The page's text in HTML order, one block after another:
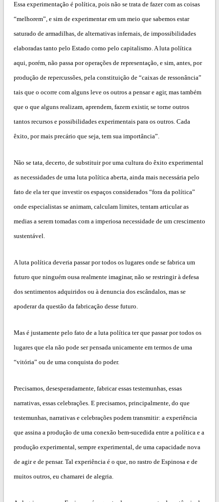
Essa experimentação é política, pois não se trata de fazer com as coisas
“melhorem”, e sim de experimentar em um meio que sabemos estar
saturado de armadilhas, de alternativas infernais, de impossibilidades
elaboradas tanto pelo Estado como pelo capitalismo. A luta política
aqui, porém, não passa por operações de representação, e sim, antes, por
produção de repercussões, pela constituição de “caixas de ressonância”
tais que o ocorre com alguns leve os outros a pensar e agir, mas também
que o que alguns realizam, aprendem, fazem existir, se torne outros
tantos recursos e possibilidades experimentais para os outros. Cada
êxito, por mais precário que seja, tem sua importância”.
Não se tata, decerto, de substituir por uma cultura do êxito experimental
as necessidades de uma luta política aberta, ainda mais necessária pelo
fato de ela ter que investir os espaços considerados “fora da política”
onde especialistas se animam, calculam limites, tentam articular as
medias a serem tomadas com a imperiosa necessidade de um crescimento
sustentável.
A luta política deveria passar por todos os lugares onde se fabrica um
futuro que ninguém ousa realmente imaginar, não se restringir à defesa
dos sentimentos adquiridos ou à denuncia dos escândalos, mas se
apoderar da questão da fabricação desse futuro.
Mas é justamente pelo fato de a luta política ter que passar por todos os
lugares que ela não pode ser pensada unicamente em termos de uma
“vitória” ou de uma conquista do poder.
Precisamos, desesperadamente, fabricar essas testemunhas, essas
narrativas, essas celebrações. E precisamos, principalmente, do que
testemunhas, narrativas e celebrações podem transmitir: a experiência
que assina a produção de uma conexão bem-sucedida entre a política e a
produção experimental, sempre experimental, de uma capacidade nova
de agir e de pensar. Tal experiência é o que, no rastro de Espinosa e de
muitos outros, eu chamarei de alegria.